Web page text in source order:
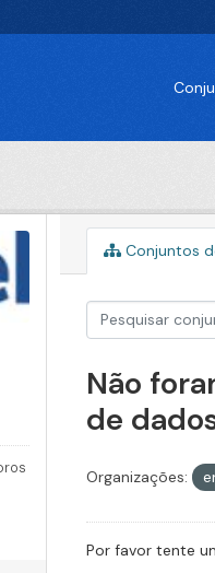
Conjuntos
Não
de
Organizações:
Por favor tente